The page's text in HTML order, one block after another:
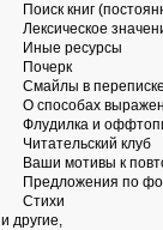
Поиск книг
Лексическое
Иные ресурсы
Почерк
Смайлы в переписке
О способах
Флудилка и
Читательский клуб
Ваши мотивы к
Предложения по
Стихи
и другие,